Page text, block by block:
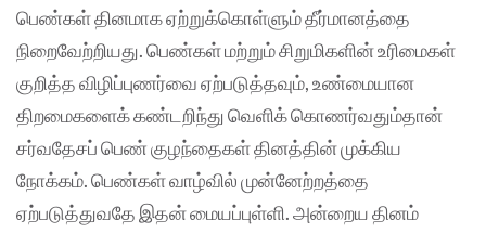
பெண்கள் தினமாக ஏற்றுக்கொள்ளும் தீர்மானத்தை
நிறைவேற்றியது. பெண்கள் மற்றும் சிறுமிகளின் உரிமைகள்
குறித்த விழிப்புணர்வை ஏற்படுத்தவும், உண்மையான
திறமைகளைக் கண்டறிந்து வெளிக் கொணர்வதும்தான்
சர்வதேசப் பெண் குழந்தைகள் தினத்தின் முக்கிய
நோக்கம். பெண்கள் வாழ்வில் முன்னேற்றத்தை
ஏற்படுத்துவதே இதன் மையப்புள்ளி. அன்றைய தினம்